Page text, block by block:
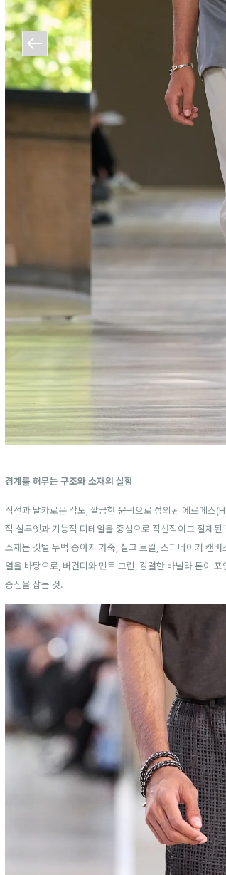
경계를 허무는 구조와 소재의 실험
직선과 날카로운 각도, 깔끔한 윤곽으로 정의된 에르메스
적 실루엣과 기능적 디테일을 중심으로 직선적이고 절제
소재는 깃털 누벅 송아지 가죽, 실크 트윌, 스피네이커 캔
열을 바탕으로, 버건디와 민트 그린, 강렬한 바닐라 톤이
중심을 잡는 것.